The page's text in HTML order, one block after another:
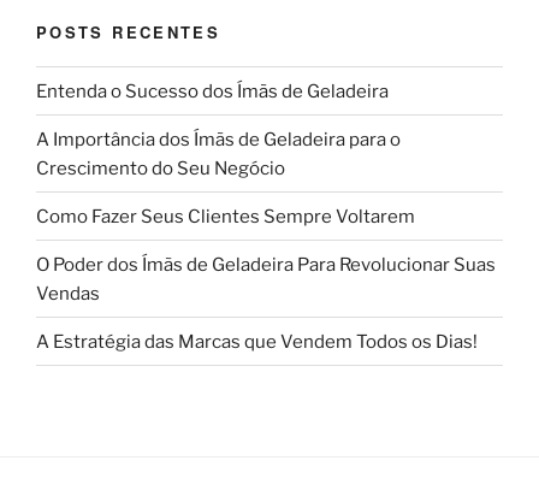
POSTS RECENTES
Entenda o Sucesso dos Ímãs de Geladeira
A Importância dos Ímãs de Geladeira para o
Crescimento do Seu Negócio
Como Fazer Seus Clientes Sempre Voltarem
O Poder dos Ímãs de Geladeira Para Revolucionar Suas
Vendas
A Estratégia das Marcas que Vendem Todos os Dias!